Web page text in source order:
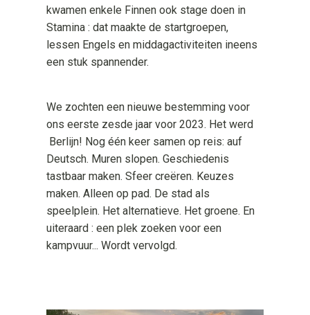
kwamen enkele Finnen ook stage doen in
Stamina : dat maakte de startgroepen,
lessen Engels en middagactiviteiten ineens
een stuk spannender.
We zochten een nieuwe bestemming voor
ons eerste zesde jaar voor 2023. Het werd
Berlijn! Nog één keer samen op reis: auf
Deutsch. Muren slopen. Geschiedenis
tastbaar maken. Sfeer creëren. Keuzes
maken. Alleen op pad. De stad als
speelplein. Het alternatieve. Het groene. En
uiteraard : een plek zoeken voor een
kampvuur... Wordt vervolgd.